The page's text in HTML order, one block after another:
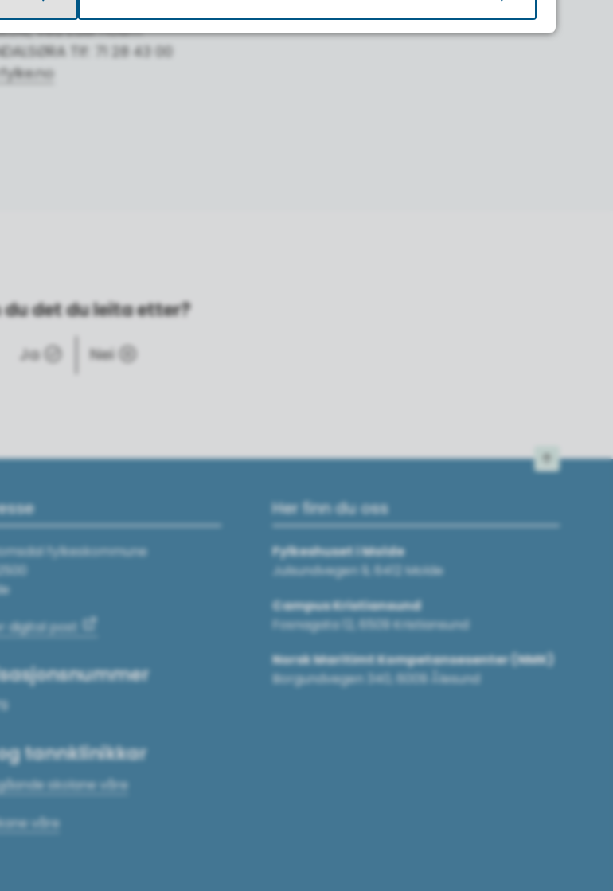
ved Edel Hoem
Tlf: 71 28 43 00
du det du leita etter?
Ja Nei
fylkeskommune
digital post
tannklinikkar
skolane våre
våre
Her finn du oss
Fylkeshuset i Molde
Julsundvegen 9, 6412 Molde
Campus Kristiansund
Fosnagata 12, 6509 Kristiansund
Norsk Maritimt Kompetansesenter (NMK)
Borgundvegen 340, 6009 Ålesund
Til toppen